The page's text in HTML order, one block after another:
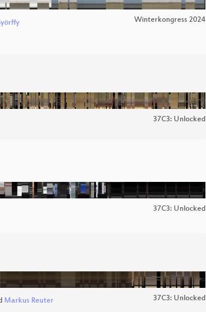
Winterkongress 2024
37C3: Unlocked
37C3: Unlocked
Markus Reuter 37C3: Unlocked